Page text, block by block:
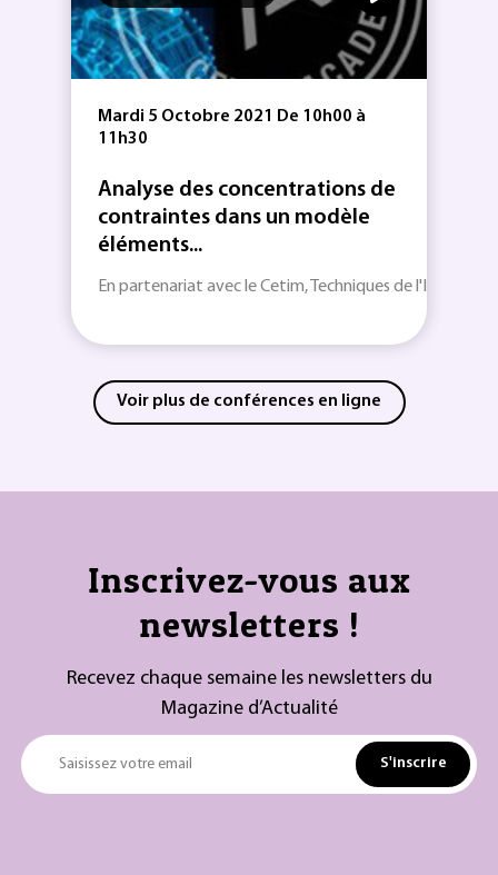
Mardi 5 Octobre 2021 De 10h00 à
11h30
Analyse des concentrations de
contraintes dans un modèle
éléments...
En partenariat avec le Cetim, Techniques de l'Ingénieur
Voir plus de conférences en ligne
Inscrivez-vous aux
newsletters !
Recevez chaque semaine les newsletters du
Magazine d’Actualité
Saisissez votre email S'inscrire